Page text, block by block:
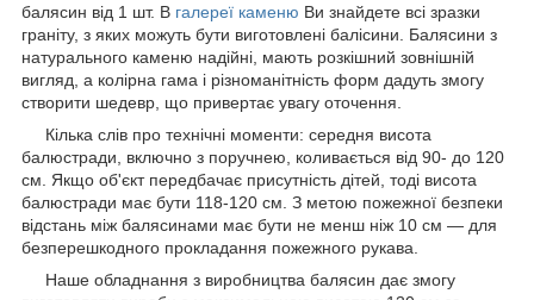
балясин від 1 шт. В галереї каменю Ви знайдете всі зразки
граніту, з яких можуть бути виготовлені балісини. Балясини з
натурального каменю надійні, мають розкішний зовнішній
вигляд, а колірна гама і різноманітність форм дадуть змогу
створити шедевр, що привертає увагу оточення.
Кілька слів про технічні моменти: середня висота
балюстради, включно з поручнею, коливається від 90- до 120
см. Якщо об'єкт передбачає присутність дітей, тоді висота
балюстради має бути 118-120 см. З метою пожежної безпеки
відстань між балясинами має бути не менш ніж 10 см — для
безперешкодного прокладання пожежного рукава.
Наше обладнання з виробництва балясин дає змогу